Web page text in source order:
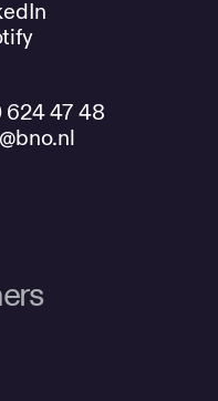
624 47 48